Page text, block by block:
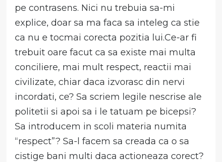
pe contrasens. Nici nu trebuia sa-mi
explice, doar sa ma faca sa inteleg ca stie
ca nu e tocmai corecta pozitia lui.Ce-ar fi
trebuit oare facut ca sa existe mai multa
conciliere, mai mult respect, reactii mai
civilizate, chiar daca izvorasc din nervi
incordati, ce? Sa scriem legile nescrise ale
politetii si apoi sa i le tatuam pe bicepsi?
Sa introducem in scoli materia numita
“respect”? Sa-l facem sa creada ca o sa
cistige bani multi daca actioneaza corect?